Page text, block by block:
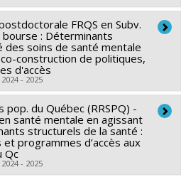
Ministère de la Santé et des
:
Gabet
Conseil de recherches en
:PV153480-Subventions de
FRQS en Subv.
: Déterminants
soins de santé mentale
construction de politiques,
d'accès
- 2025
Gabet
Fonds de recherche du
:PVXXXXXX-Subvention de
pop. du Québec (RRSPQ) -
santé mentale en agissant
structurels de la santé :
programmes d’accès aux
Qc
- 2025